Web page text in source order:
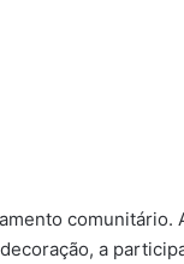
comunitário.
a